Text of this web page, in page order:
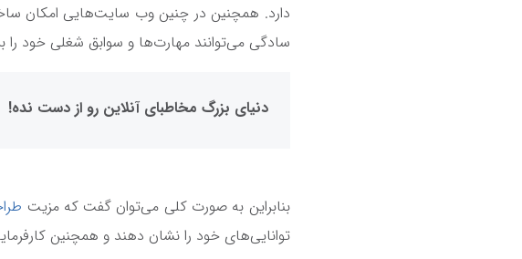
دارد. همچنین در چنین وب سایت‌هایی امکان
سادگی می‌توانند مهارت‌ها و سوابق شغلی خود را
دنیای بزرگ مخاطبای آنلاین رو از دست نده!
بنابراین به صورت کلی می‌توان گفت که مزیت
توانایی‌های خود را نشان دهند و همچنین